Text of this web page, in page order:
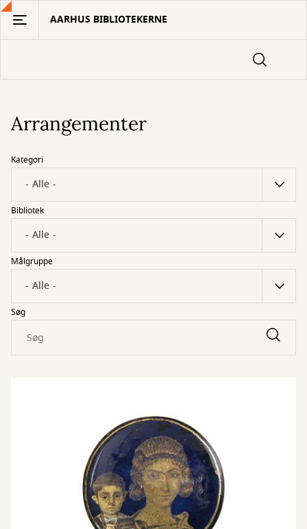
Gå
hovedindhold
AARHUS BIBLIOTEKERNE
Arrangementer
Kategori
Bibliotek
Målgruppe
Søg